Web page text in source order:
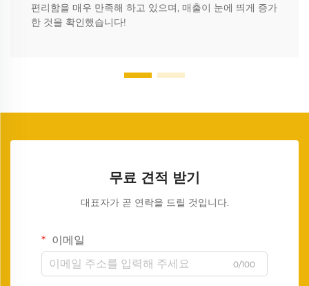
편리함을 매우 만족해 하고 있으며, 매출이 눈에 띄게 증가
한 것을 확인했습니다!
무료 견적 받기
대표자가 곧 연락을 드릴 것입니다.
이메일
0/100